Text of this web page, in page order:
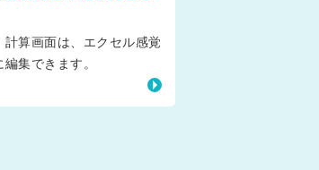
算画面は、エクセル感覚
集できます。